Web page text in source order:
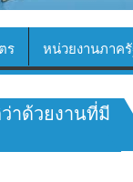
ร หน่วยงานภาค
าด้วยงานที่มี